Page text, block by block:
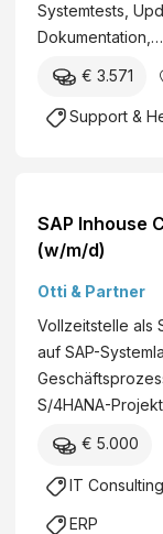
Systemtests,
Dokumentation,…
€ 3.571
Support &
SAP Inhouse
(w/m/d)
Otti & Partner
Vollzeitstelle als
auf SAP-
S/4HANA-
€ 5.000
IT Consulting
ERP